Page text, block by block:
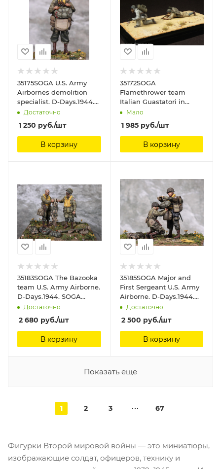
35175SOGA U.S. Army
Airbornes demolition
specialist. D-Days.1944.
SOGA Miniatures, 1/35
Достаточно
1 250 руб./шт
В корзину
35172SOGA
Flamethrower team
Italian Guastatori in
North Africa. SOGA
Miniatures, 1/35
Мало
1 985руб./шт
В корзину
35183SOGA The Bazooka
team U.S. Army Airborne.
D-Days.1944. SOGA
Miniatures, 1/35
Достаточно
2 680 руб./шт
В корзину
35185SOGA Major and
First Sergeant U.S. Army
Airborne. D-Days.1944.
SOGA Miniatures, 1/35
Достаточно
2 500 руб./шт
В корзину
Показать еще
1 2 3 67
Фигурки Второй мировой войны — это миниатюры,
изображающие солдат, офицеров, технику и